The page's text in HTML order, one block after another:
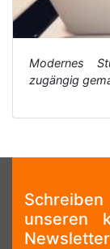
Modernes
zugängig
unseren